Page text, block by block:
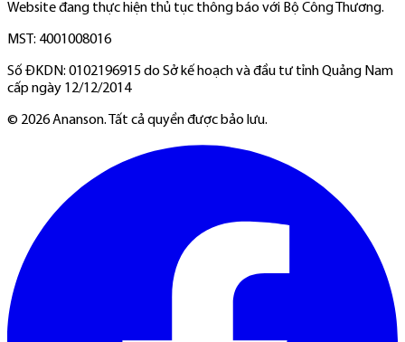
Website đang thực hiện thủ tục thông báo với Bộ Công Thương.
MST: 4001008016
Số ĐKDN: 0102196915 do Sở kế hoạch và đầu tư tỉnh Quảng Nam
cấp ngày 12/12/2014
© 2026Ananson. Tất cả quyền được bảo lưu.